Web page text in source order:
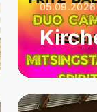
05.09.2026